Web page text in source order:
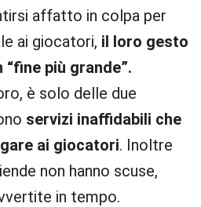
affatto in colpa per
ai giocatori, il loro gesto
più grande”.
è solo delle due
servizi inaffidabili che
ai giocatori. Inoltre
non hanno scuse,
in tempo.